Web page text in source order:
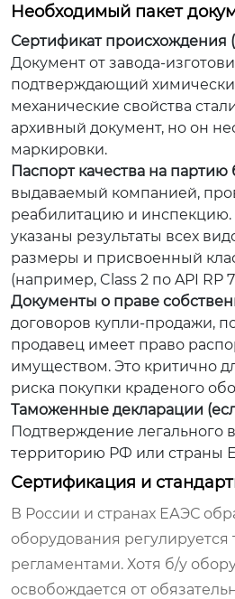
Необходимый пакет
Сертификат происхождения
Документ от завода-
подтверждающий
механические свойства
архивный документ, но он
маркировки.
Паспорт качества на партию
выдаваемый компанией,
реабилитацию и
указаны результаты всех
размеры и присвоенный
(например, Class 2 по API RP
Документы о праве
договоров купли-продажи,
продавец имеет право
имуществом. Это критично
риска покупки краденого
Таможенные декларации
Подтверждение легального
территорию РФ или страны
Сертификация и
В России и странах ЕАЭС
оборудования регулируется
регламентами. Хотя б/у
освобождается от